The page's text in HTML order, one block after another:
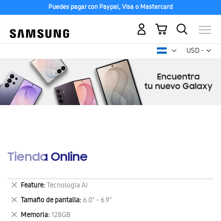
Puedes pagar con Paypal, Visa o Mastercard
USD -
dólar
Mi carrito
Tienda Online
Feature Tecnología AI
Eliminar
este
artículo
Tamaño de pantalla 6.0" - 6.9"
Eliminar
este
Memoria 128GB
Eliminar